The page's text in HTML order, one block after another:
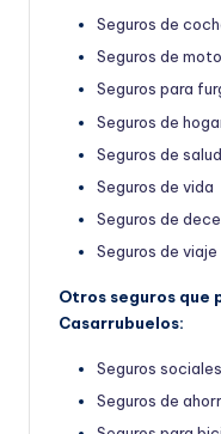
Seguros de
Seguros de moto
Seguros para
Seguros de
Seguros de salud
Seguros de vida
Seguros de
Seguros de viaje
Otros seguros que
Casarrubuelos:
Seguros sociales
Seguros de